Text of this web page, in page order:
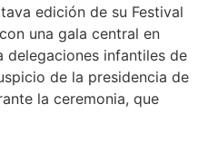
edición de su Festival
una gala central en
delegaciones infantiles de
de la presidencia de
la ceremonia, que